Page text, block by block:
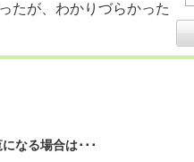
たが、わかりづらかった
なる場合は･･･